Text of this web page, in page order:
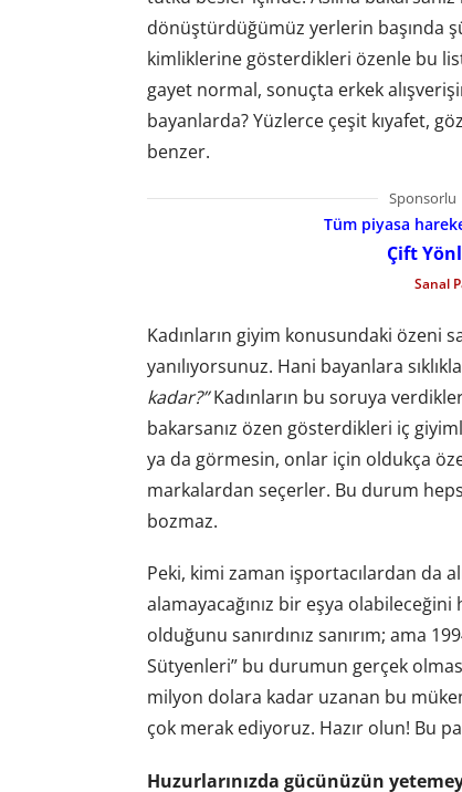
dönüştürdüğümüz yerlerin başında
kimliklerine gösterdikleri özenle bu
gayet normal, sonuçta erkek
bayanlarda? Yüzlerce çeşit kıyafet,
benzer.
Sponsorlu
Tüm piyasa
Çift
Sanal
Kadınların giyim konusundaki özeni
yanılıyorsunuz. Hani bayanlara
kadar?”Kadınların bu soruya
bakarsanız özen gösterdikleri iç
ya da görmesin, onlar için oldukça
markalardan seçerler. Bu durum
bozmaz.
Peki, kimi zaman işportacılardan da
alamayacağınız bir eşya
olduğunu sanırdınız sanırım; ama
Sütyenleri” bu durumun gerçek
milyon dolara kadar uzanan bu
çok merak ediyoruz. Hazır olun! Bu
Huzurlarınızda gücünüzün